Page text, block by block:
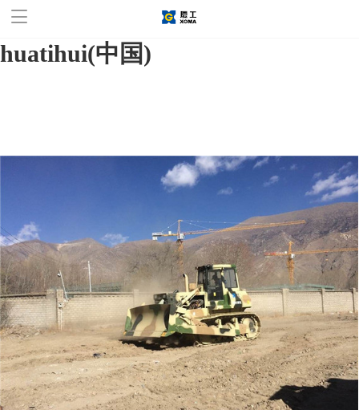
华体会官方网站,华体会
huatihui(中国)